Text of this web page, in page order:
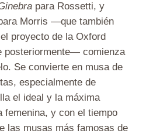
para Rossetti, y
Morris —que también
proyecto de la Oxford
posteriormente— comienza
Se convierte en musa de
especialmente de
el ideal y la máxima
femenina, y con el tiempo
las musas más famosas de